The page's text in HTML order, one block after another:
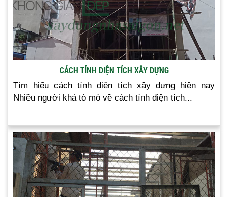
CÁCH TÍNH DIỆN TÍCH XÂY DỰNG
Tìm hiểu cách tính diện tích xây dựng hiện nay
Nhiều người khá tò mò về cách tính diện tích...